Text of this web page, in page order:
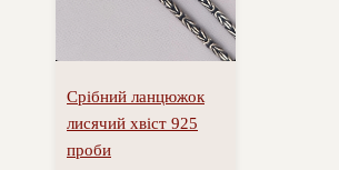
Срібний ланцюжок
лисячий хвіст 925
проби